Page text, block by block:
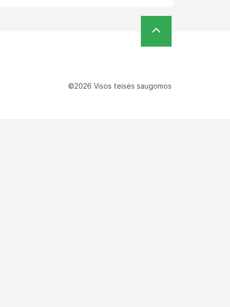
©2026 Visos teisės saugomos